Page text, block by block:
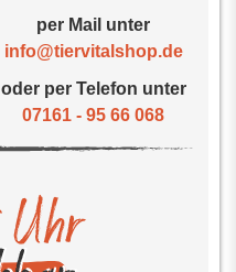
per Mail unter
info@tiervitalshop.de
oder per Telefon unter
07161 - 95 66 068